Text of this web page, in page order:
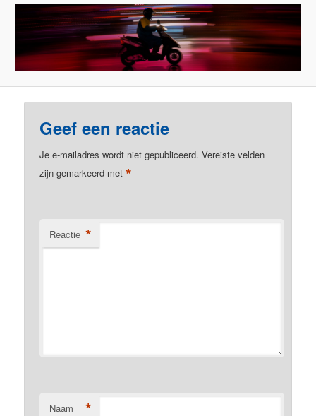
Geef een reactie
Je e-mailadres wordt niet gepubliceerd. Vereiste velden
zijn gemarkeerd met*
Reactie *
Naam *